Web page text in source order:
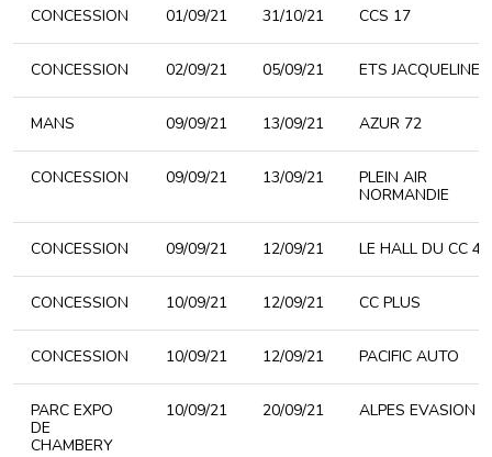
CONCESSION 01/09/21 31/10/21 CCS 17
CONCESSION 02/09/21 05/09/21 ETS JACQUELINE
MANS 09/09/21 13/09/21 AZUR 72
CONCESSION 09/09/21 13/09/21
PLEIN AIR
NORMANDIE
CONCESSION 09/09/21 12/09/21 LE HALL DU CC 42
CONCESSION 10/09/21 12/09/21 CC PLUS
CONCESSION 10/09/21 12/09/21 PACIFIC AUTO
PARC EXPO
DE
CHAMBERY
10/09/21 20/09/21 ALPES EVASION